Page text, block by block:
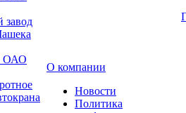
завод
ОАО
О компании
Новости
Политика